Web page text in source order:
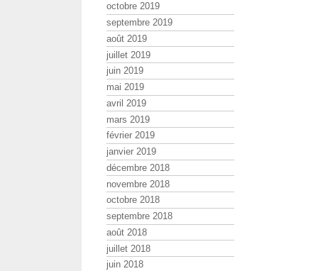
octobre 2019
septembre 2019
août 2019
juillet 2019
juin 2019
mai 2019
avril 2019
mars 2019
février 2019
janvier 2019
décembre 2018
novembre 2018
octobre 2018
septembre 2018
août 2018
juillet 2018
juin 2018